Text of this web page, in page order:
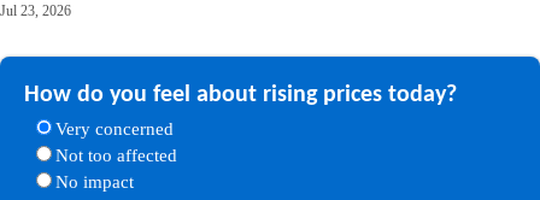
Jul 23, 2026
How do you feel about rising prices today?
Very concerned
Not too affected
No impact